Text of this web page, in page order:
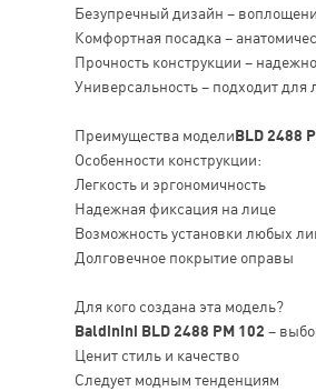
Безупречный дизайн –
Комфортная посадка –
Прочность конструкции –
Универсальность – подходит для
Преимущества моделиBLD 2488
Особенности конструкции:
Легкость и эргономичность
Надежная фиксация на лице
Возможность установки любых
Долговечное покрытие оправы
Для кого создана эта модель?
Baldinini BLD 2488 PM 102 –
Ценит стиль и качество
Следует модным тенденциям